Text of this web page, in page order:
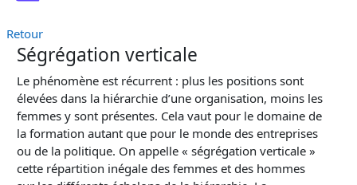
Retour
Ségrégation verticale
Le phénomène est récurrent : plus les positions sont
élevées dans la hiérarchie d’une organisation, moins les
femmes y sont présentes. Cela vaut pour le domaine de
la formation autant que pour le monde des entreprises
ou de la politique. On appelle « ségrégation verticale »
cette répartition inégale des femmes et des hommes